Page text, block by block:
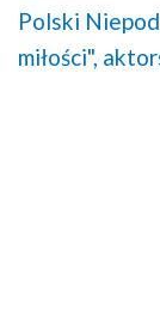
Polski
miłości",